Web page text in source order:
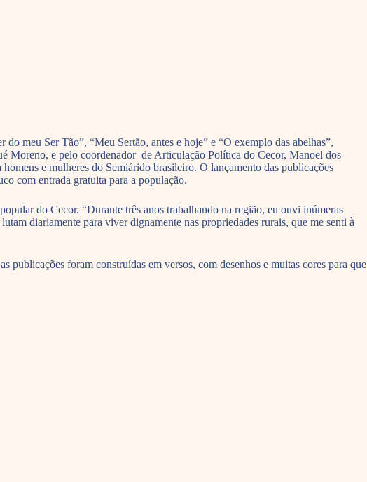
meu Ser Tão”, “Meu Sertão, antes e hoje” e “O exemplo das abelhas”,
Moreno, e pelo coordenador de Articulação Política do Cecor, Manoel dos
e mulheres do Semiárido brasileiro. O lançamento das publicações
com entrada gratuita para a população.
do Cecor. “Durante três anos trabalhando na região, eu ouvi inúmeras
diariamente para viver dignamente nas propriedades rurais, que me senti à
publicações foram construídas em versos, com desenhos e muitas cores para que